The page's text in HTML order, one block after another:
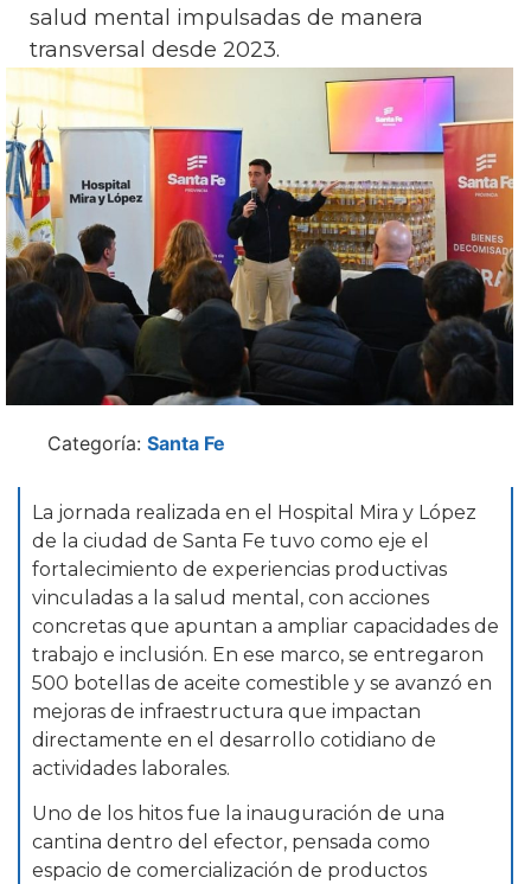
salud mental impulsadas de manera
transversal desde 2023.
Categoría: Santa Fe
La jornada realizada en el Hospital Mira y López
de la ciudad de Santa Fe tuvo como eje el
fortalecimiento de experiencias productivas
vinculadas a la salud mental, con acciones
concretas que apuntan a ampliar capacidades de
trabajo e inclusión. En ese marco, se entregaron
500 botellas de aceite comestible y se avanzó en
mejoras de infraestructura que impactan
directamente en el desarrollo cotidiano de
actividades laborales.
Uno de los hitos fue la inauguración de una
cantina dentro del efector, pensada como
espacio de comercialización de productos